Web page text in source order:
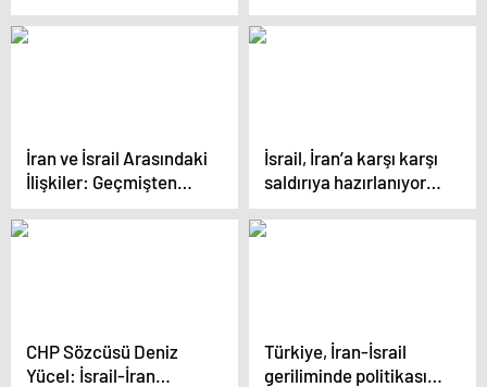
kapasiteleri ne
durumda?
tarafından
değerlendirildi
İran ve İsrail Arasındaki
İlişkiler: Geçmişten
Günümüze ‘Örtülü
Savaş’
İsrail, İran’a karşı karşı
saldırıya hazırlanıyor
iddiası
CHP Sözcüsü Deniz
Yücel: İsrail-İran
Türkiye, İran-İsrail
geriliminde politikasını